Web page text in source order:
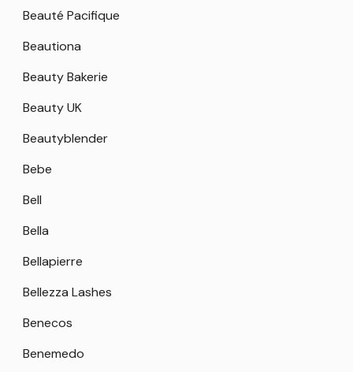
Beauté Pacifique
Beautiona
Beauty Bakerie
Beauty UK
Beautyblender
Bebe
Bell
Bella
Bellapierre
Bellezza Lashes
Benecos
Benemedo